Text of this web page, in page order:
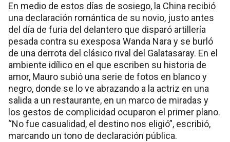
En medio de estos días de sosiego, la China recibió
una declaración romántica de su novio, justo antes
del día de furia del delantero que disparó artillería
pesada contra su exesposa Wanda Nara y se burló
de una derrota del clásico rival del Galatasaray. En el
ambiente idílico en el que escriben su historia de
amor, Mauro subió una serie de fotos en blanco y
negro, donde se lo ve abrazando a la actriz en una
salida a un restaurante, en un marco de miradas y
los gestos de complicidad ocuparon el primer plano.
“No fue casualidad, el destino nos eligió”, escribió,
marcando un tono de declaración pública.